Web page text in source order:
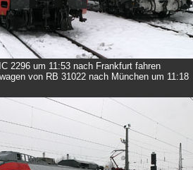
2296 um 11:53 nach Frankfurt fahren
von RB 31022 nach München um 11:18